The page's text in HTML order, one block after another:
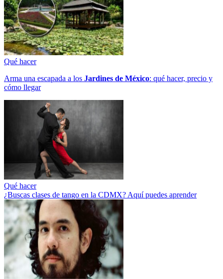
Qué hacer
Arma una escapada a los Jardines de México: qué hacer, precio y
cómo llegar
Qué hacer
¿Buscas clases de tango en la CDMX? Aquí puedes aprender